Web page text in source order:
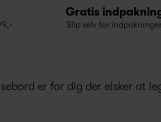
Gratis
Slip selv for
er for dig der elsker at